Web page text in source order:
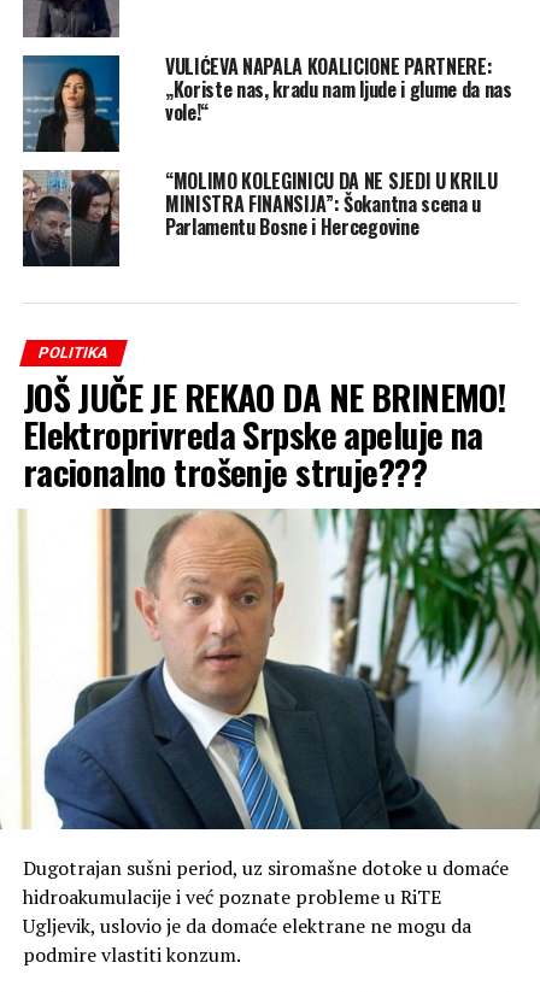
VULIĆEVA NAPALA KOALICIONE PARTNERE:
„Koriste nas, kradu nam ljude i glume da nas
vole!“
“MOLIMO KOLEGINICU DA NE SJEDI U KRILU
MINISTRA FINANSIJA”: Šokantna scena u
Parlamentu Bosne i Hercegovine
POLITIKA
JOŠ JUČE JE REKAO DA NE BRINEMO!
Elektroprivreda Srpske apeluje na
racionalno trošenje struje???
Dugotrajan sušni period, uz siromašne dotoke u domaće
hidroakumulacije i već poznate probleme u RiTE
Ugljevik, uslovio je da domaće elektrane ne mogu da
podmire vlastiti konzum.